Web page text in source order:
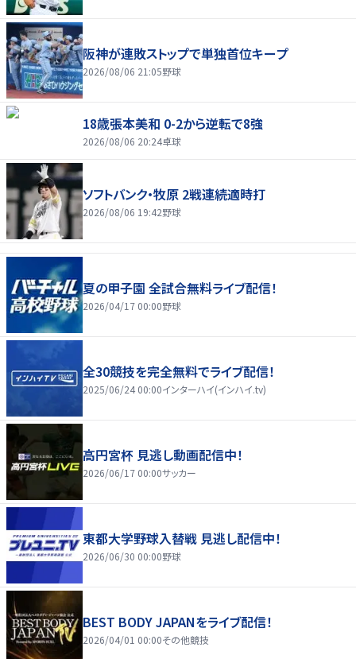
阪神が連敗ストップで単独首位キープ
2026/08/06 21:05野球
18歳張本美和 0-2から逆転で8強
2026/08/06 20:24卓球
ソフトバンク・牧原 2戦連続適時打
2026/08/06 19:42野球
夏の甲子園 全試合無料ライブ配信！
2026/04/17 00:00野球
全30競技を完全無料でライブ配信！
2025/06/24 00:00インターハイ(インハイ.tv)
高円宮杯 見逃し動画配信中！
2026/06/17 00:00サッカー
東都大学野球入替戦 見逃し配信中！
2026/06/30 00:00野球
BEST BODY JAPANをライブ配信！
2026/04/01 00:00その他競技